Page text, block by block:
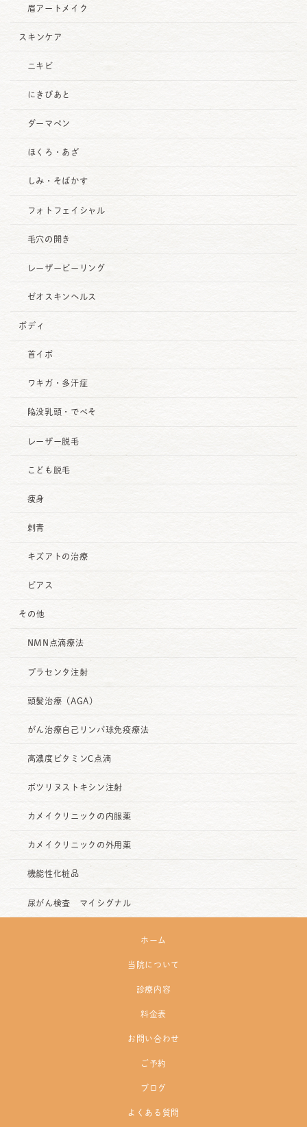
眉アートメイク
スキンケア
ニキビ
にきびあと
ダーマペン
ほくろ・あざ
しみ・そばかす
フォトフェイシャル
毛穴の開き
レーザーピーリング
ゼオスキンヘルス
ボディ
首イボ
ワキガ・多汗症
陥没乳頭・でべそ
レーザー脱毛
こども脱毛
痩身
刺青
キズアトの治療
ピアス
その他
NMN点滴療法
プラセンタ注射
頭髪治療（AGA）
がん治療自己リンパ球免疫療法
高濃度ビタミンC点滴
ボツリヌストキシン注射
カメイクリニックの内服薬
カメイクリニックの外用薬
機能性化粧品
尿がん検査 マイシグナル
ホーム
当院について
診療内容
料金表
お問い合わせ
ご予約
ブログ
よくある質問